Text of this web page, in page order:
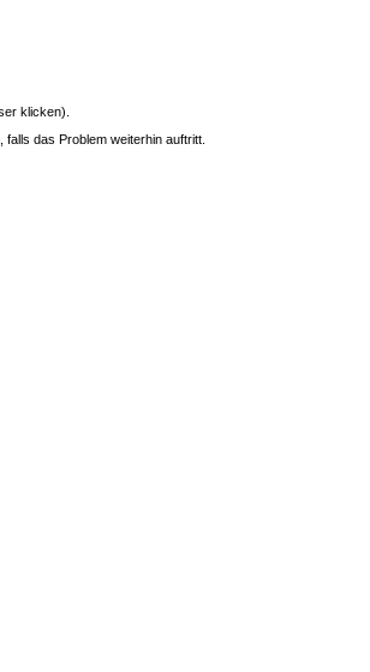
klicken).
das Problem weiterhin auftritt.